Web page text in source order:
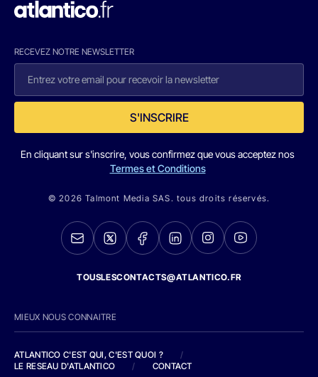
RECEVEZ NOTRE NEWSLETTER
S'INSCRIRE
En cliquant sur s'inscrire, vous confirmez que vous acceptez nos
Termes et Conditions
© 2026 Talmont Media SAS. tous droits réservés.
TOUSLESCONTACTS@ATLANTICO.FR
MIEUX NOUS CONNAITRE
ATLANTICO C'EST QUI, C'EST QUOI ?
/
LE RESEAU D'ATLANTICO
/ CONTACT